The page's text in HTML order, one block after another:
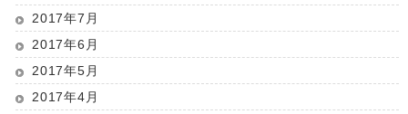
2017年7月
2017年6月
2017年5月
2017年4月